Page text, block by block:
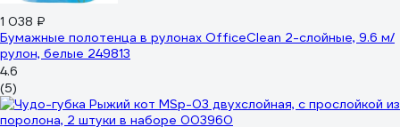
1 038 ₽
Бумажные полотенца в рулонах OfficeClean 2-слойные, 9.6 м/
рулон, белые 249813
4.6
(5)